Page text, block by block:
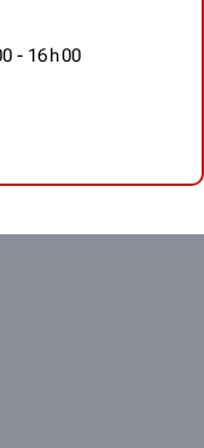
- 16h00